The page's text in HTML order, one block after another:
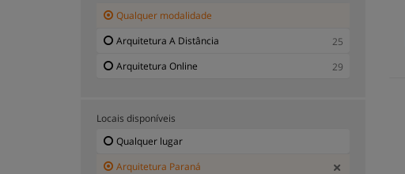
Qualquer modalidade
Arquitetura A Distância
25
Arquitetura Online
29
Locais disponíveis
Qualquer lugar
Arquitetura Paraná